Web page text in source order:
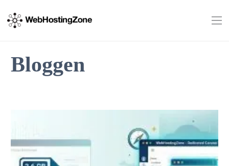
Bloggen